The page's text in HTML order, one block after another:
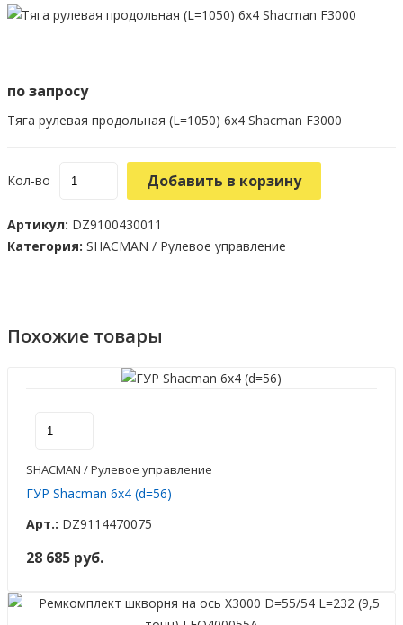
по запросу
Тяга рулевая продольная (L=1050) 6х4 Shacman F3000
Кол-во Добавить в корзину
Артикул: DZ9100430011
Категория: SHACMAN / Рулевое управление
Похожие товары
SHACMAN / Рулевое управление
ГУР Shacman 6х4 (d=56)
Арт.: DZ9114470075
28 685 руб.